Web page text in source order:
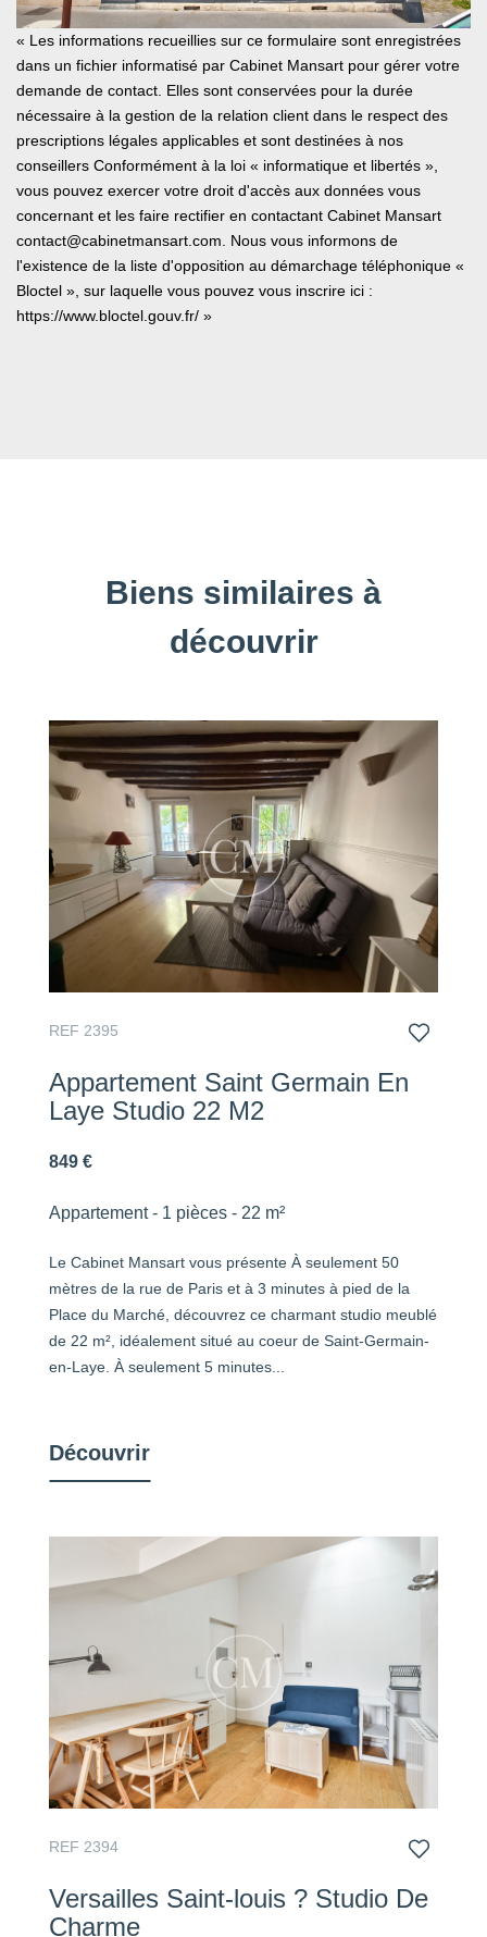
« Les informations recueillies sur ce formulaire sont enregistrées
dans un fichier informatisé par Cabinet Mansart pour gérer votre
demande de contact. Elles sont conservées pour la durée
nécessaire à la gestion de la relation client dans le respect des
prescriptions légales applicables et sont destinées à nos
conseillers Conformément à la loi « informatique et libertés »,
vous pouvez exercer votre droit d'accès aux données vous
concernant et les faire rectifier en contactant Cabinet Mansart
contact@cabinetmansart.com. Nous vous informons de
l'existence de la liste d'opposition au démarchage téléphonique «
Bloctel », sur laquelle vous pouvez vous inscrire ici :
https://www.bloctel.gouv.fr/ »
Biens similaires à
découvrir
REF 2395
Appartement Saint Germain En
Laye Studio 22 M2
849 €
Appartement - 1 pièces - 22 m²
Le Cabinet Mansart vous présente À seulement 50
mètres de la rue de Paris et à 3 minutes à pied de la
Place du Marché, découvrez ce charmant studio meublé
de 22 m², idéalement situé au coeur de Saint-Germain-
en-Laye. À seulement 5 minutes...
Découvrir
REF 2394
Versailles Saint-louis ? Studio De
Charme